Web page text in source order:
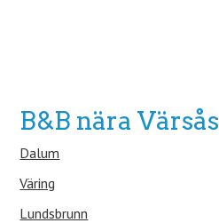
B&B nära Värsås
Dalum
Väring
Lundsbrunn